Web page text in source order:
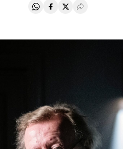
Compartir en Whatsapp
Compartir en
Compartir en
Desplegar